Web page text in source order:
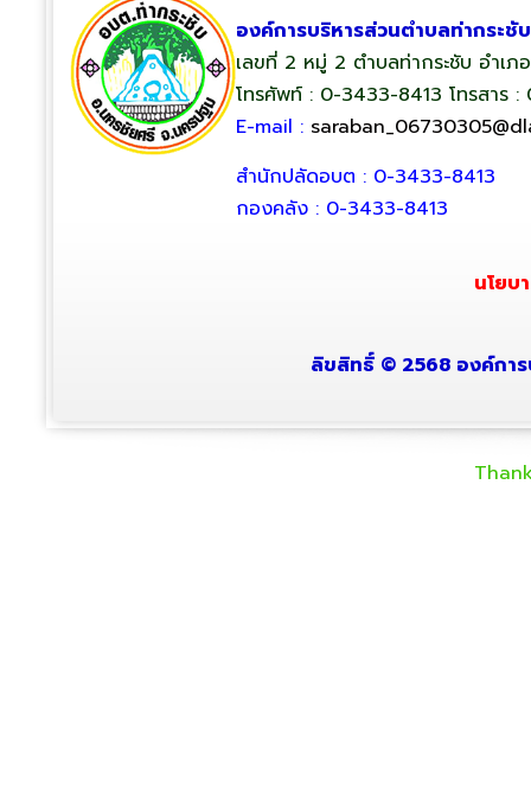
องค์การบริหารส่วนตำบลท่ากระชับ
เลขที่ 2 หมู่ 2 ตำบลท่ากระชับ อำเ
โทรศัพท์ : 0-3433-8413 โทรสาร
E-mail :
สำนักปลัดอบต : 0-3433-8413
กองคลัง : 0-3433-8413
นโยบ
ลิขสิทธิ์ © 2568 องค์กา